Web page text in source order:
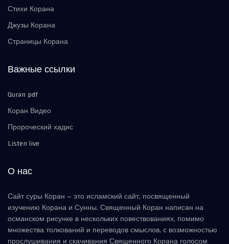
Стихи Корана
Джузы Корана
Страницы Корана
Важные ссылки
Quran pdf
Коран Видео
Пророческий хадис
Listen live
О нас
Сайт суры Коран – это исламский сайт, посвященный
изучению Корана и Сунны. Священный Коран написан на
османском рисунке в нескольких повествованиях, помимо
множества толкований и переводов смыслов, с возможностью
прослушивания и скачивания Священного Корана голосом